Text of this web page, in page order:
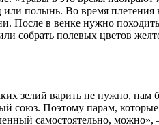
или полынь. Во время
После в венке нужно
собрать полевых цветов
зелий варить не нужно, нам
союз. Поэтому парам,
самостоятельно, можно»,